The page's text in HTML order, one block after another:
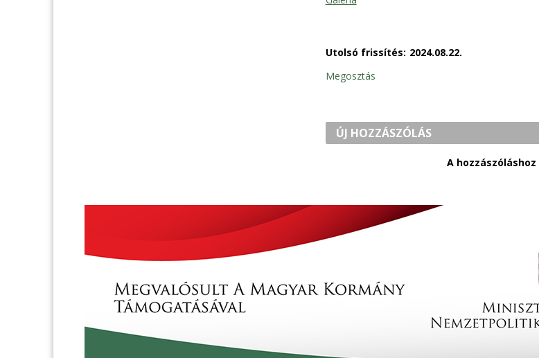
Utolsó frissítés: 2024.08.22.
Megosztás
ÚJ HOZZÁSZÓLÁS
A hozzászóláshoz